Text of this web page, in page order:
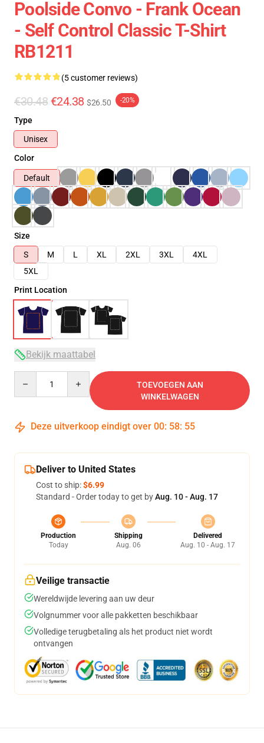
Poolside Convo - Frank Ocean
- Self Control Classic T-Shirt
RB1211
(5 customer reviews)
€30.48 €24.38 $26.50 -20%
Type
Unisex
Color
Default
Size
S
M L XL 2XL 3XL
4XL
5XL
Print Location
Bekijk maattabel
TOEVOEGEN AAN
WINKELWAGEN
Deze uitverkoop eindigt over 00: 58: 54
Deliver to United States
Cost to ship:$6.99
Standard - Order today to get byAug. 10 - Aug. 17
Production
Today
Shipping
Aug. 06
Delivered
Aug. 10 - Aug. 17
Veilige transactie
Wereldwijde levering aan uw deur
Volgnummer voor alle pakketten beschikbaar
Volledige terugbetaling als het product niet wordt
ontvangen